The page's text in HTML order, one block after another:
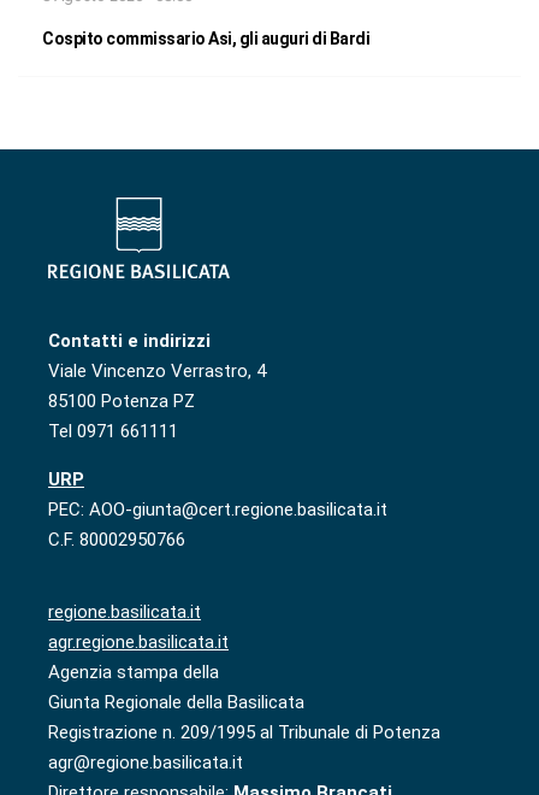
Cospito commissario Asi, gli auguri di Bardi
Contatti e indirizzi
Viale Vincenzo Verrastro, 4
85100 Potenza PZ
Tel 0971 661111
URP
PEC: AOO-giunta@cert.regione.basilicata.it
C.F. 80002950766
regione.basilicata.it
agr.regione.basilicata.it
Agenzia stampa della
Giunta Regionale della Basilicata
Registrazione n. 209/1995 al Tribunale di Potenza
agr@regione.basilicata.it